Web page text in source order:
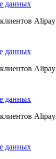
данных
Alipay
данных
Alipay
данных
Alipay
данных